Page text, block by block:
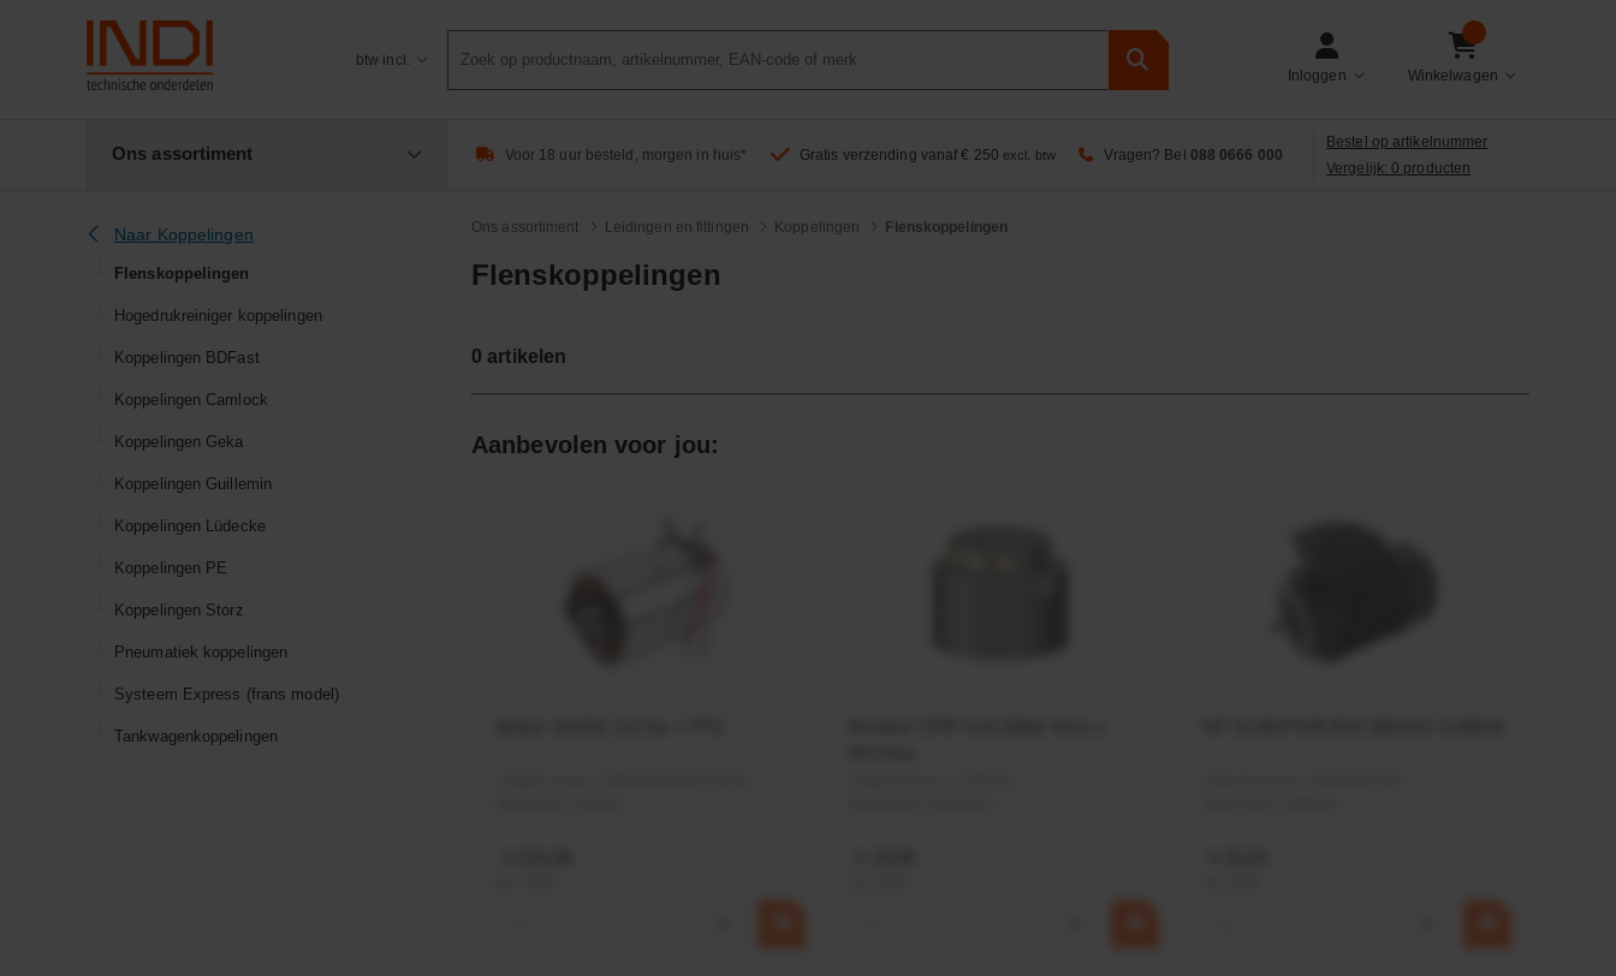
btw incl.
zoeken
Inloggen Winkelwagen
Ons assortiment Voor 18 uur besteld, morgen in huis* Gratis verzending vanaf € 250 excl. btw Vragen? Bel 088 0666 000
Bestel op artikelnummer
Vergelijk: 0 producten
Naar Koppelingen
Flenskoppelingen
Hogedrukreiniger koppelingen
Koppelingen BDFast
Koppelingen Camlock
Koppelingen Geka
Koppelingen Guillemin
Koppelingen Lüdecke
Koppelingen PE
Koppelingen Storz
Pneumatiek koppelingen
Systeem Express (frans model)
Tankwagenkoppelingen
Ons assortiment Leidingen en fittingen Koppelingen Flenskoppelingen
Flenskoppelingen
0 artikelen
Aanbevolen voor jou: